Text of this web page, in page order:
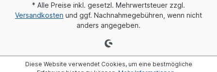
* Alle Preise inkl. gesetzl. Mehrwertsteuer zzgl.
Versandkosten und ggf. Nachnahmegebühren, wenn nicht
anders angegeben.
Diese Website verwendet Cookies, um eine bestmögliche